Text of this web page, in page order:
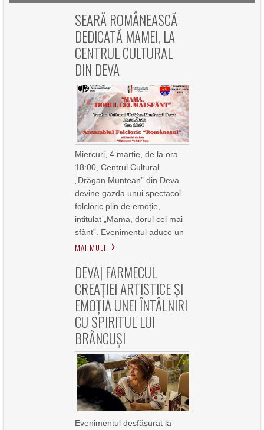
SEARĂ ROMÂNEASCĂ
DEDICATĂ MAMEI, LA
CENTRUL CULTURAL
DIN DEVA
Miercuri, 4 martie, de la ora
18:00, Centrul Cultural
„Drăgan Muntean” din Deva
devine gazda unui spectacol
folcloric plin de emoție,
intitulat „Mama, dorul cel mai
sfânt”. Evenimentul aduce un
MAI MULT
DEVA| FARMECUL
CREAȚIEI ARTISTICE ȘI
EMOȚIA UNEI ÎNTÂLNIRI
CU SPIRITUL LUI
BRÂNCUȘI
Evenimentul desfășurat la